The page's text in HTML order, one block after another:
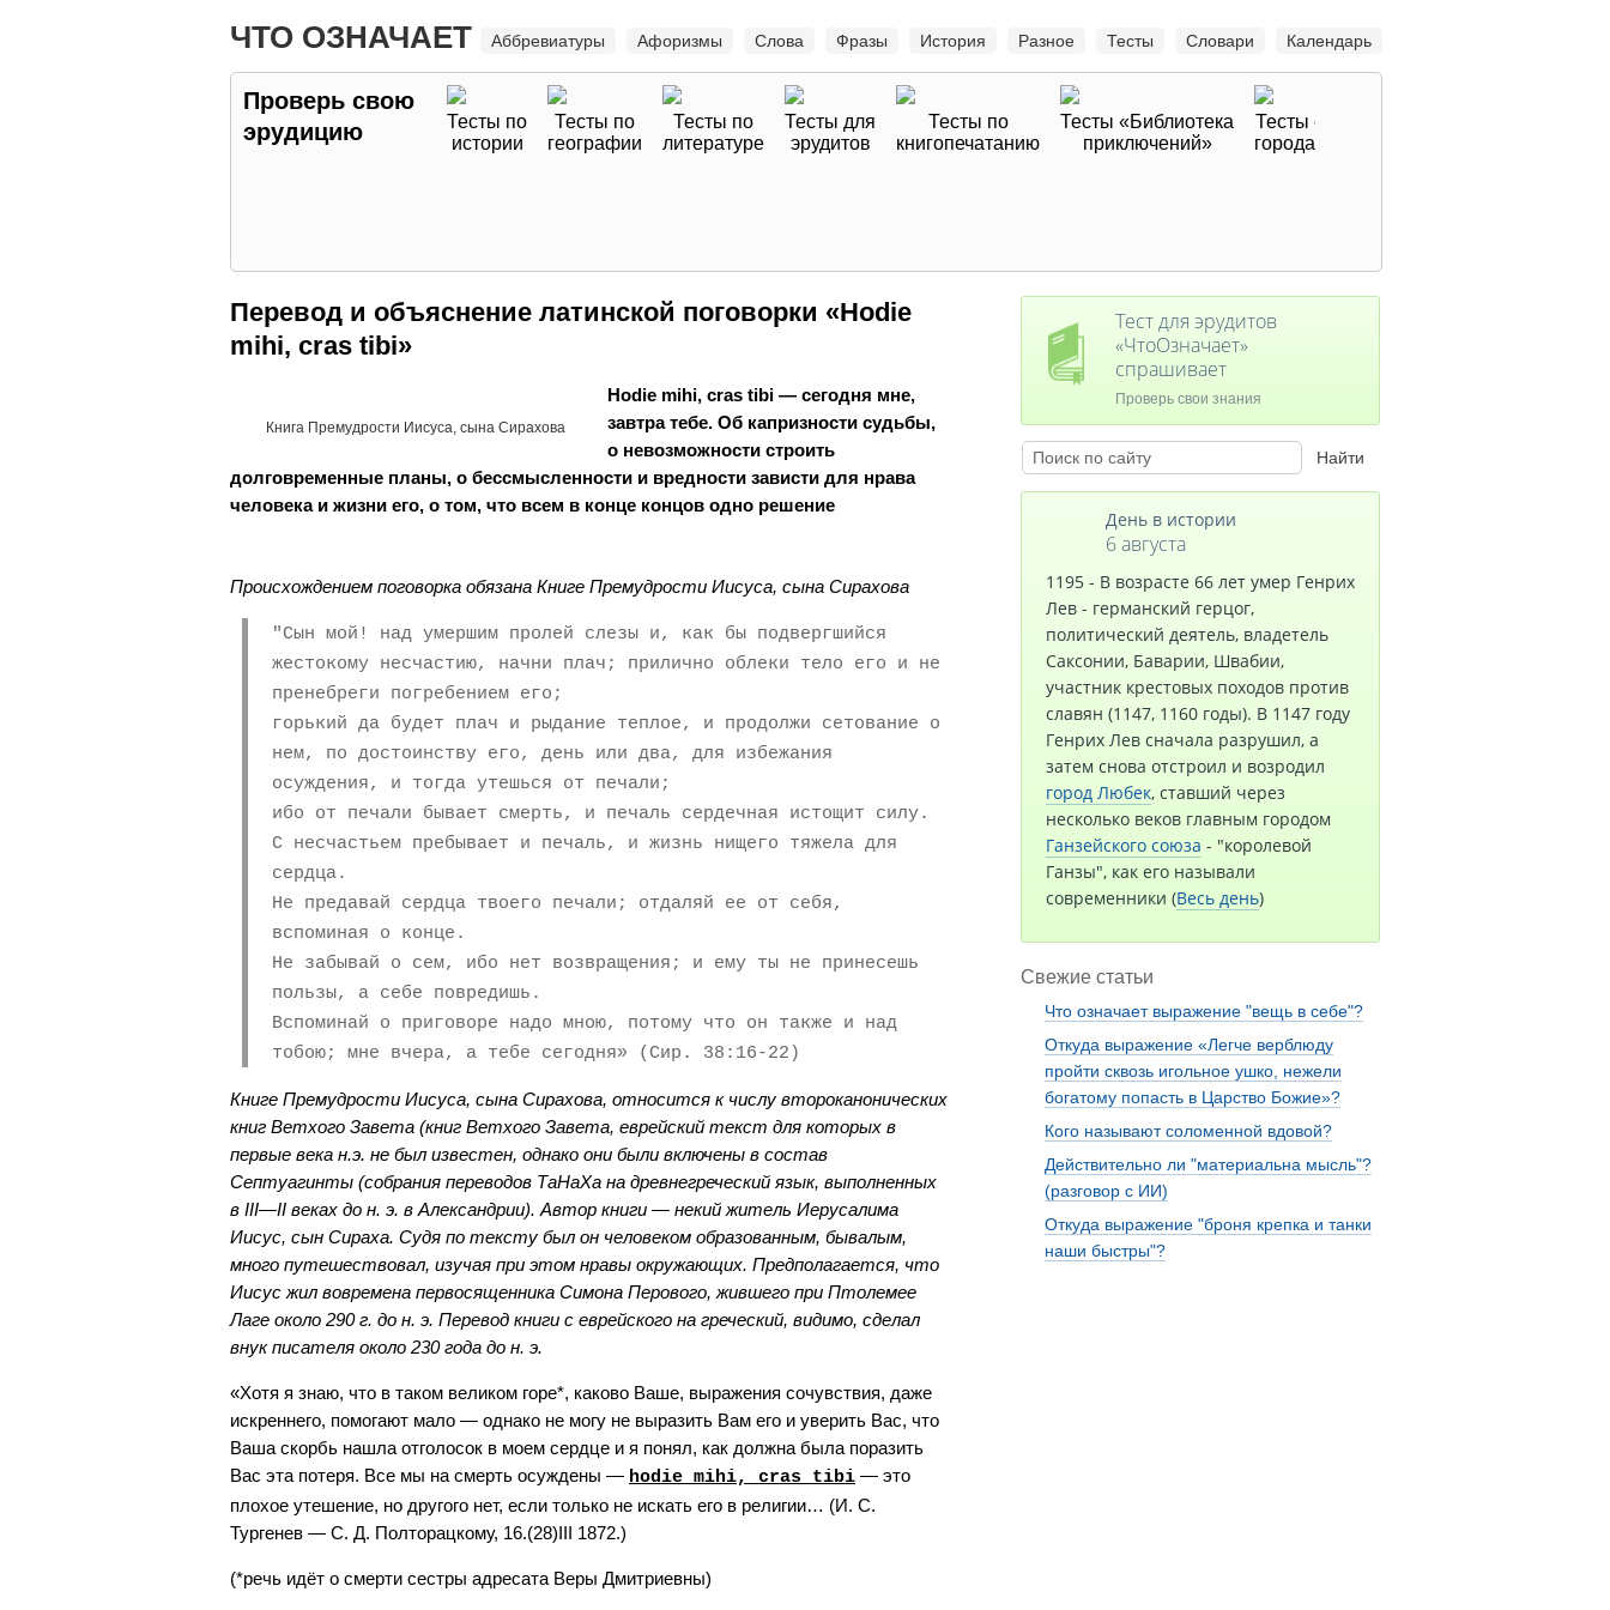
ЧТО ОЗНАЧАЕТ Аббревиатуры Афоризмы Слова Фразы История Разное Тесты Словари Календарь
Проверь свою
эрудицию
Тесты по
истории
Тесты по
географии
Тесты по
литературе
Тесты для
эрудитов
Тесты по
книгопечатанию
Тесты «Библиотека
приключений»
Тесты о
городах
Перевод и объяснение латинской поговорки «Hodie
mihi, cras tibi»
Книга Премудрости Иисуса, сына Сирахова
Hodie mihi, cras tibi — сегодня мне,
завтра тебе. Об капризности судьбы,
о невозможности строить
долговременные планы, о бессмысленности и вредности зависти для нрава
человека и жизни его, о том, что всем в конце концов одно решение
Происхождением поговорка обязана Книге Премудрости Иисуса, сына Сирахова
"Сын мой! над умершим пролей слезы и, как бы подвергшийся
жестокому несчастию, начни плач; прилично облеки тело его и не
пренебреги погребением его;
горький да будет плач и рыдание теплое, и продолжи сетование о
нем, по достоинству его, день или два, для избежания
осуждения, и тогда утешься от печали;
ибо от печали бывает смерть, и печаль сердечная истощит силу.
С несчастьем пребывает и печаль, и жизнь нищего тяжела для
сердца.
Не предавай сердца твоего печали; отдаляй ее от себя,
вспоминая о конце.
Не забывай о сем, ибо нет возвращения; и ему ты не принесешь
пользы, а себе повредишь.
Вспоминай о приговоре надо мною, потому что он также и над
тобою; мне вчера, а тебе сегодня» (Сир. 38:16-22)
Книге Премудрости Иисуса, сына Сирахова, относится к числу второканонических
книг Ветхого Завета (книг Ветхого Завета, еврейский текст для которых в
первые века н.э. не был известен, однако они были включены в состав
Септуагинты (собрания переводов ТаНаХа на древнегреческий язык, выполненных
в III—II веках до н. э. в Александрии). Автор книги — некий житель Иерусалима
Иисус, сын Сираха. Судя по тексту был он человеком образованным, бывалым,
много путешествовал, изучая при этом нравы окружающих. Предполагается, что
Иисус жил вовремена первосященника Симона Перового, жившего при Птолемее
Лаге около 290 г. до н. э. Перевод книги с еврейского на греческий, видимо, сделал
внук писателя около 230 года до н. э.
«Хотя я знаю, что в таком великом горе*, каково Ваше, выражения сочувствия, даже
искреннего, помогают мало — однако не могу не выразить Вам его и уверить Вас, что
Ваша скорбь нашла отголосок в моем сердце и я понял, как должна была поразить
Вас эта потеря. Все мы на смерть осуждены — hodie mihi, cras tibi — это
плохое утешение, но другого нет, если только не искать его в религии… (И. С.
Тургенев — С. Д. Полторацкому, 16.(28)III 1872.)
(*речь идёт о смерти сестры адресата Веры Дмитриевны)
Тест для эрудитов
«ЧтоОзначает»
спрашивает
Проверь свои знания
День в истории
6 августа
1195 - В возрасте 66 лет умер Генрих
Лев - германский герцог,
политический деятель, владетель
Саксонии, Баварии, Швабии,
участник крестовых походов против
славян (1147, 1160 годы). В 1147 году
Генрих Лев сначала разрушил, а
затем снова отстроил и возродил
город Любек, ставший через
несколько веков главным городом
Ганзейского союза - "королевой
Ганзы", как его называли
современники (Весь день)
Свежие статьи
Что означает выражение "вещь в себе"?
Откуда выражение «Легче верблюду
пройти сквозь игольное ушко, нежели
богатому попасть в Царство Божие»?
Кого называют соломенной вдовой?
Действительно ли "материальна мысль"?
(разговор с ИИ)
Откуда выражение "броня крепка и танки
наши быстры"?